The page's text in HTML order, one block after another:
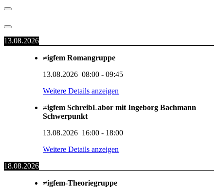
13.08.2026
≠igfem Romangruppe
13.08.2026 08:00 - 09:45
Weitere Details anzeigen
≠igfem SchreibLabor mit Ingeborg Bachmann
Schwerpunkt
13.08.2026 16:00 - 18:00
Weitere Details anzeigen
18.08.2026
≠igfem-Theoriegruppe